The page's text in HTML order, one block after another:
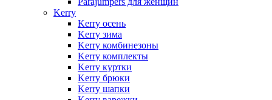
Kerry
Kerry осень
Kerry зима
Kerry комбинезоны
Kerry комплекты
Kerry куртки
Kerry брюки
Kerry шапки